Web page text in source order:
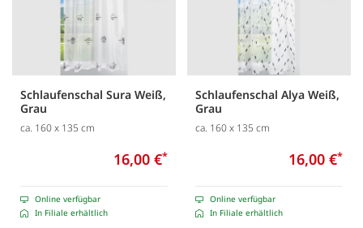
Schlaufenschal Sura Weiß,
Grau
ca. 160 x 135 cm
16,00 €*
Online verfügbar
In Filiale erhältlich
Schlaufenschal Alya Weiß,
Grau
ca. 160 x 135 cm
16,00 €*
Online verfügbar
In Filiale erhältlich